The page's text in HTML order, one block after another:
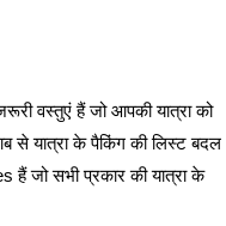
वस्तुएं हैं जो आपकी यात्रा को
से यात्रा के पैकिंग की लिस्ट बदल
जो सभी प्रकार की यात्रा के